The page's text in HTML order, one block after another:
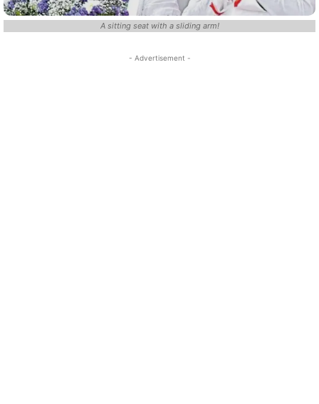
A sitting seat with a sliding arm!
- Advertisement -